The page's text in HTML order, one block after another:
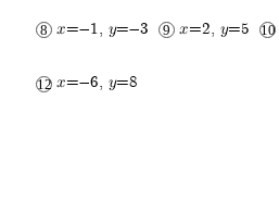
x=-1, y=-3 x=2, y=5
x=-6, y=8